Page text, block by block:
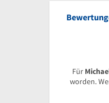
Für
worden.